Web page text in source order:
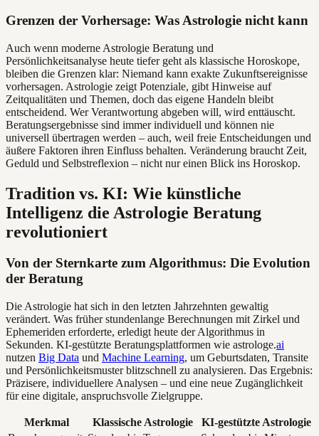
Grenzen der Vorhersage: Was Astrologie nicht kann
Auch wenn moderne Astrologie Beratung und
Persönlichkeitsanalyse heute tiefer geht als klassische Horoskope,
bleiben die Grenzen klar: Niemand kann exakte Zukunftsereignisse
vorhersagen. Astrologie zeigt Potenziale, gibt Hinweise auf
Zeitqualitäten und Themen, doch das eigene Handeln bleibt
entscheidend. Wer Verantwortung abgeben will, wird enttäuscht.
Beratungsergebnisse sind immer individuell und können nie
universell übertragen werden – auch, weil freie Entscheidungen und
äußere Faktoren ihren Einfluss behalten. Veränderung braucht Zeit,
Geduld und Selbstreflexion – nicht nur einen Blick ins Horoskop.
Tradition vs. KI: Wie künstliche
Intelligenz die Astrologie Beratung
revolutioniert
Von der Sternkarte zum Algorithmus: Die Evolution
der Beratung
Die Astrologie hat sich in den letzten Jahrzehnten gewaltig
verändert. Was früher stundenlange Berechnungen mit Zirkel und
Ephemeriden erforderte, erledigt heute der Algorithmus in
Sekunden. KI-gestützte Beratungsplattformen wie astrologe.ai
nutzen Big Data und Machine Learning, um Geburtsdaten, Transite
und Persönlichkeitsmuster blitzschnell zu analysieren. Das Ergebnis:
Präzisere, individuellere Analysen – und eine neue Zugänglichkeit
für eine digitale, anspruchsvolle Zielgruppe.
Merkmal Klassische Astrologie
KI-gestützte Astrologie